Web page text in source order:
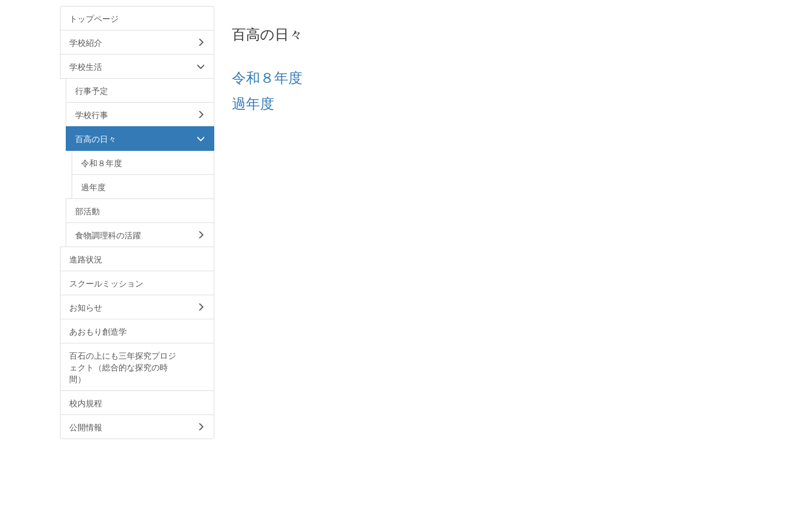
百高の日々
令和８年度
過年度
トップページ
学校紹介
学校生活
行事予定
学校行事
百高の日々
令和８年度
過年度
部活動
食物調理科の活躍
進路状況
スクールミッション
お知らせ
あおもり創造学
百石の上にも三年探究プロジ
ェクト（総合的な探究の時
間）
校内規程
公開情報